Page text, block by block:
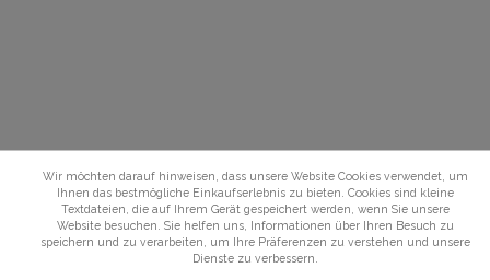
Wir möchten darauf hinweisen, dass unsere Website Cookies verwendet, um
Ihnen das bestmögliche Einkaufserlebnis zu bieten. Cookies sind kleine
Textdateien, die auf Ihrem Gerät gespeichert werden, wenn Sie unsere
Website besuchen. Sie helfen uns, Informationen über Ihren Besuch zu
speichern und zu verarbeiten, um Ihre Präferenzen zu verstehen und unsere
Dienste zu verbessern.